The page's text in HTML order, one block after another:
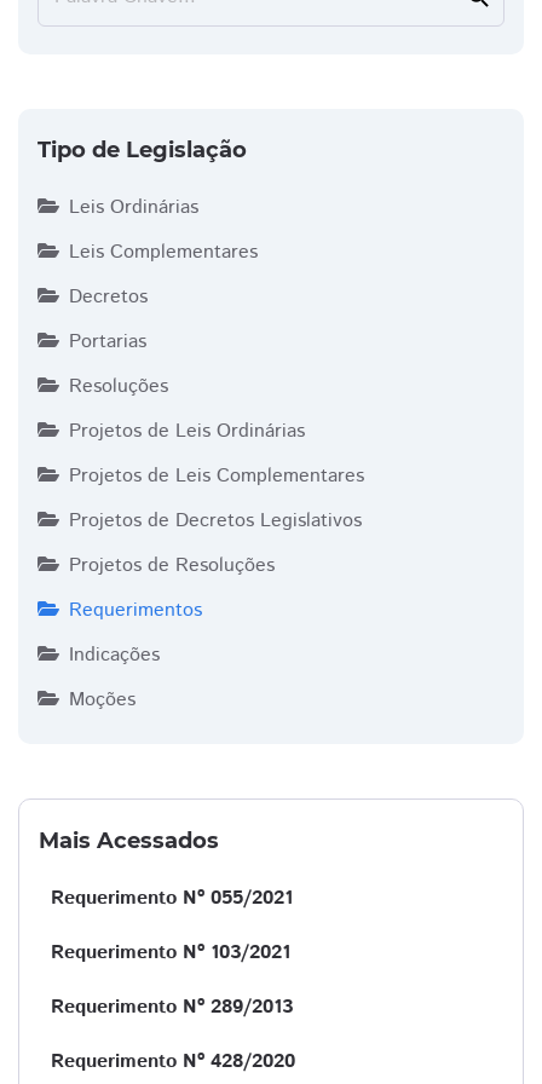
Tipo de Legislação
Leis Ordinárias
Leis Complementares
Decretos
Portarias
Resoluções
Projetos de Leis Ordinárias
Projetos de Leis Complementares
Projetos de Decretos Legislativos
Projetos de Resoluções
Requerimentos
Indicações
Moções
Mais Acessados
Requerimento Nº 055/2021
Requerimento Nº 103/2021
Requerimento Nº 289/2013
Requerimento Nº 428/2020